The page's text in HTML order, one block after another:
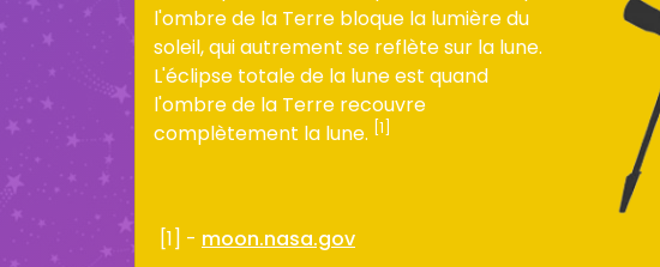
l'ombre de la Terre bloque la lumière du
soleil, qui autrement se reflète sur la lune.
L'éclipse totale de la lune est quand
l'ombre de la Terre recouvre
complètement la lune. [1]
[1] - moon.nasa.gov